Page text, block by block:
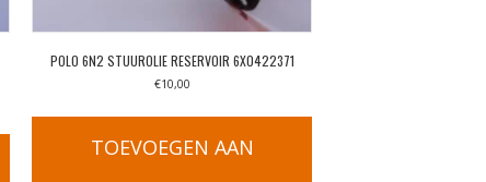
POLO 6N2 STUUROLIE RESERVOIR 6X0422371
€10,00
TOEVOEGEN AAN